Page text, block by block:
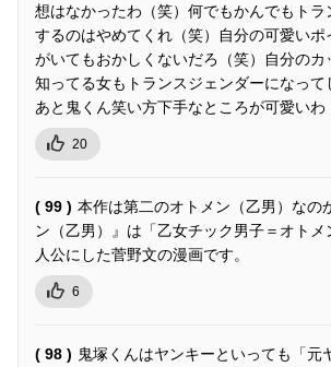
想はなかったわ（笑）何でもかんでもトラ
するのはやめてくれ（笑）自分の可愛いポ
がいてもおかしくないだろ（笑）自分のカ
知ってる女もトランスジェンダーになって
あと鬼くん笑い方下手なところが可愛いわ
20
( 99 ) 本作は第二のオトメン（乙男）な
ン（乙男）』は「乙女チック男子＝オトメ
人公にした菅野文の漫画です。
6
( 98 ) 鬼塚くんはヤンキーといっても「元